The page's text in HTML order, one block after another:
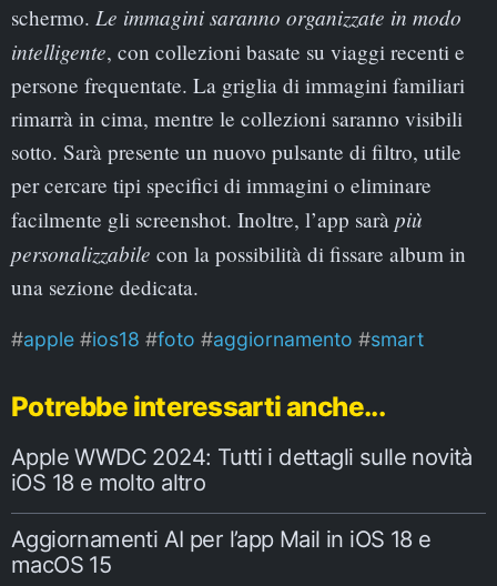
schermo. Le immagini saranno organizzate in modo
intelligente, con collezioni basate su viaggi recenti e
persone frequentate. La griglia di immagini familiari
rimarrà in cima, mentre le collezioni saranno visibili
sotto. Sarà presente un nuovo pulsante di filtro, utile
per cercare tipi specifici di immagini o eliminare
facilmente gli screenshot. Inoltre, l’app sarà più
personalizzabile con la possibilità di fissare album in
una sezione dedicata.
apple ios18 foto aggiornamento smart
Potrebbe interessarti anche...
Apple WWDC 2024: Tutti i dettagli sulle novità
iOS 18 e molto altro
Aggiornamenti AI per l’app Mail in iOS 18 e
macOS 15